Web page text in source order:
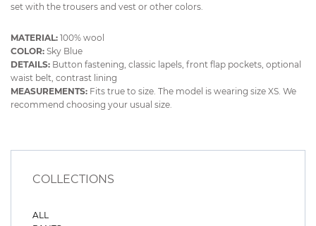
set with the trousers and vest or other colors.
MATERIAL: 100% wool
COLOR: Sky Blue
DETAILS: Button fastening, classic lapels, front flap pockets, optional
waist belt, contrast lining
MEASUREMENTS: Fits true to size. The model is wearing size XS. We
recommend choosing your usual size.
COLLECTIONS
ALL